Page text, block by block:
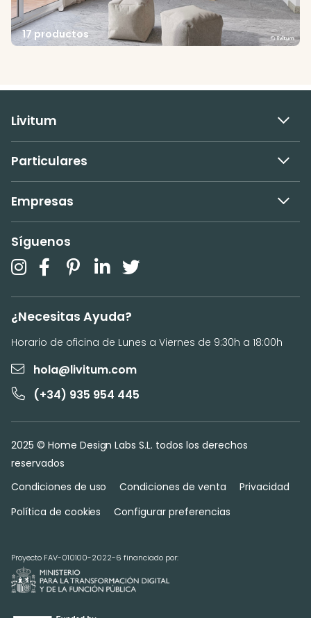
17 productos
Livitum
Particulares
Empresas
Síguenos
¿Necesitas Ayuda?
Horario de oficina de Lunes a Viernes de 9:30h a 18:00h
hola@livitum.com
(+34) 935 954 445
2025 © Home Design Labs S.L. todos los derechos
reservados
Condiciones de uso
Condiciones de venta
Privacidad
Política de cookies
Configurar preferencias
Proyecto FAV-010100-2022-6 financiado por: